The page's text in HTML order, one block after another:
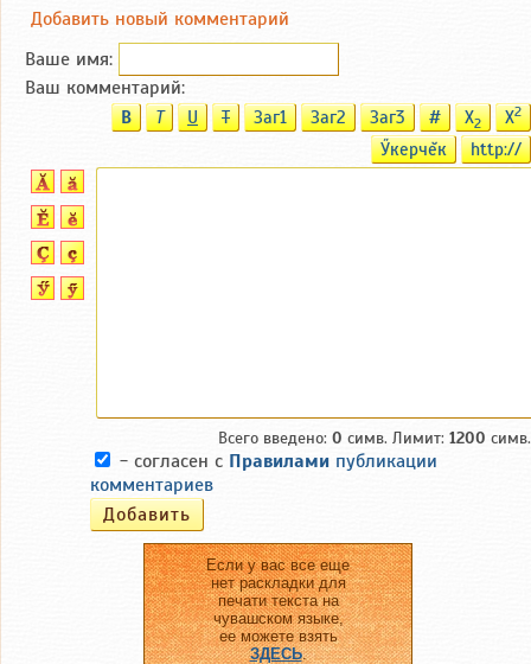
Добавить новый комментарий
Ваше имя:
Ваш комментарий:
B T U T Заг1 Заг2 Заг3 # X2 X2
Ӳкерчĕк http://
Всего введено: 0 симв. Лимит: 1200 симв.
- согласен с Правилами публикации
комментариев
Если у вас все еще
нет раскладки для
печати текста на
чувашском языке,
ее можете взять
ЗДЕСЬ.